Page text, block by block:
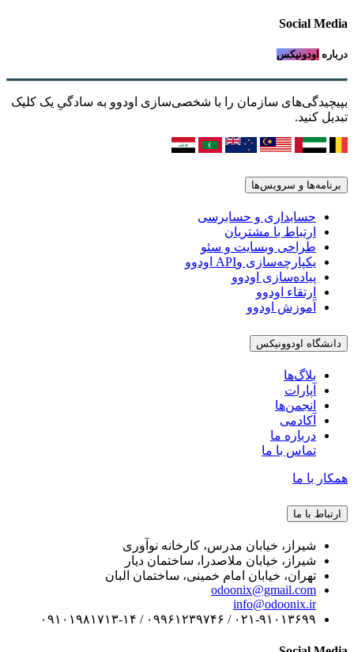
Social Media
درباره اودونیکس
بپیچیدگی‌های سازمان را با شخصی‌سازی اودوو به سادگیِ یک کلیک
تبدیل کنید.
برنامه‌ها و سرویس‌ها
حسابداری و حسابرسی
ارتباط با مشتریان
طراحی وبسایت و سئو
یکپارچه‌سازی وAPI اودوو
پیاده‌سازی اودوو
ارتقاء اودوو
آموزش اودوو
دانشگاه اودوونیکس
بلاگ‌ها
آپارات
انجمن‌ها
آکادمی
درباره ما
تماس با ما
همکار با ما
ارتباط با ما
شیراز، خیابان مدرس، کارخانه نوآوری
شیراز، خیابان ملاصدرا، ساختمان دیار
تهران، خیابان امام خمینی، ساختمان البان
odoonix@gmail.com
info@odoonix.ir
۰۲۱-۹۱۰۱۳۶۹۹ / ۰۹۹۶۱۲۳۹۷۴۶ / ۰۹۱۰۱۹۸۱۷۱۳-۱۴